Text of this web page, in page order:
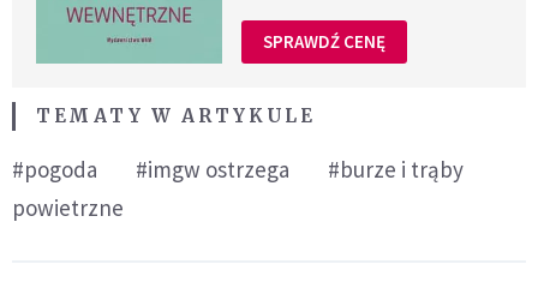
SPRAWDŹ CENĘ
TEMATY W ARTYKULE
#pogoda #imgw ostrzega
#burze i trąby
powietrzne